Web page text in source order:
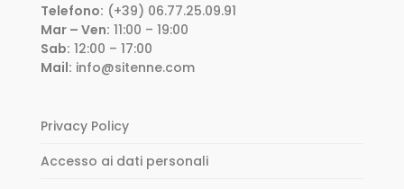
Telefono: (+39) 06.77.25.09.91
Mar – Ven: 11:00 – 19:00
Sab: 12:00 – 17:00
Mail: info@sitenne.com
Privacy Policy
Accesso ai dati personali